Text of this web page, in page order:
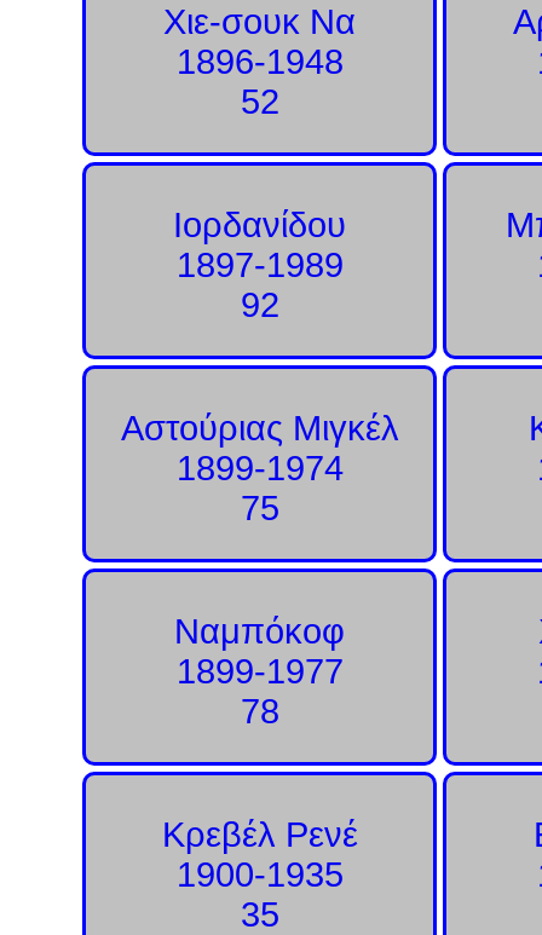
Χιε-σουκ Να
1896-1948
52
Ιορδανίδου
1897-1989
92
Αστούριας Μιγκέλ
1899-1974
75
Ναμπόκοφ
1899-1977
78
Κρεβέλ Ρενέ
1900-1935
35